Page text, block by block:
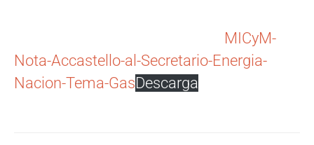
MICyM-
Nota-Accastello-al-Secretario-Energia-
Nacion-Tema-GasDescarga